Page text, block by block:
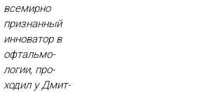
все­мир­но
приз­нанный
ин­но­ватор в
оф­таль­мо­
логии, про­
ходил у Дмит­